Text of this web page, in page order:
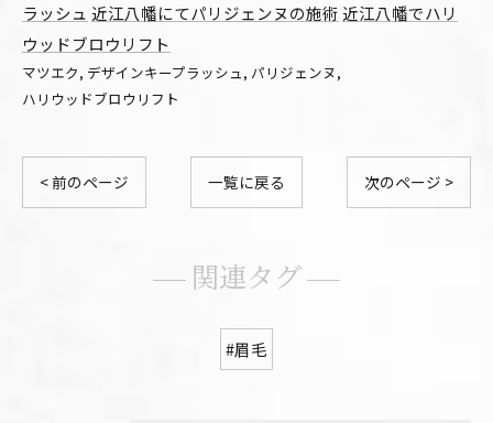
ラッシュ 近江八幡にてパリジェンヌの施術 近江八幡でハリ
ウッドブロウリフト
マツエク デザインキープラッシュ パリジェンヌ
ハリウッドブロウリフト
< 前のページ 一覧に戻る 次のページ >
関連タグ
#眉毛